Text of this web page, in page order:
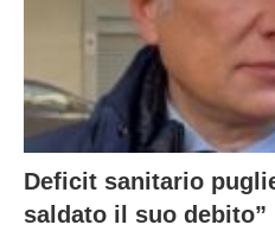
Deficit sanitario
saldato il suo debito”